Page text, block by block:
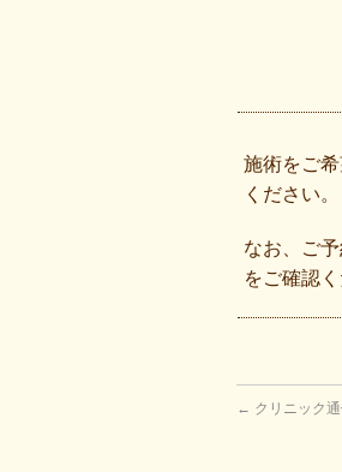
施術をご
ください。
なお、ご
をご確認く
← クリニック